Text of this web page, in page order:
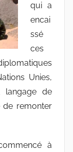
qui a
encai
ssé
ces
Unies,
langage de
de remonter
à